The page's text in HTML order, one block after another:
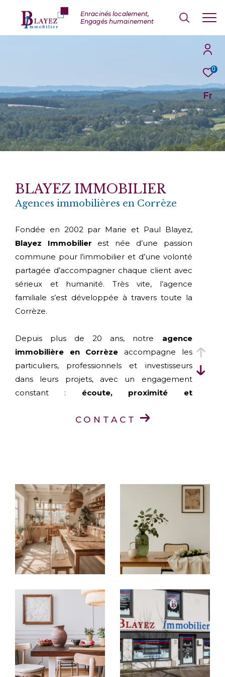
0
Fr
BLAYEZ IMMOBILIER
Agences immobilières en Corrèze
Fondée en 2002 par Marie et Paul Blayez,
Blayez Immobilier est née d’une passion
commune pour l’immobilier et d’une volonté
partagée d’accompagner chaque client avec
sérieux et humanité. Très vite, l’agence
familiale s’est développée à travers toute la
Corrèze.
Depuis plus de 20 ans, notre agence
immobilière en Corrèze accompagne les
particuliers, professionnels et investisseurs
dans leurs projets, avec un engagement
constant : écoute, proximité et
Égletons, Ussel et Meymac
agence
immobilièrevous accueille avec une parfaite
connaissance du marché de son secteur.
Acheter ou vendre en toute
confiance
Vous recherchez une maison à vendre en
la-Gaillarde
ou un bien à investir autour de
Tulle ?
Nos agences vous proposent un large choix
d’annonces immobilières en Corrèze:
Villas, maisons de village, appartements,
studios, garages
CONTACT